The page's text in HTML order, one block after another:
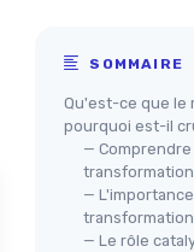
SOMMAIRE
Qu'est-ce que le
pourquoi est-il
—
—
— Le rôle